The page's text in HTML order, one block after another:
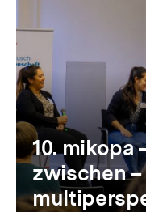
10. mikopa
zwischen –